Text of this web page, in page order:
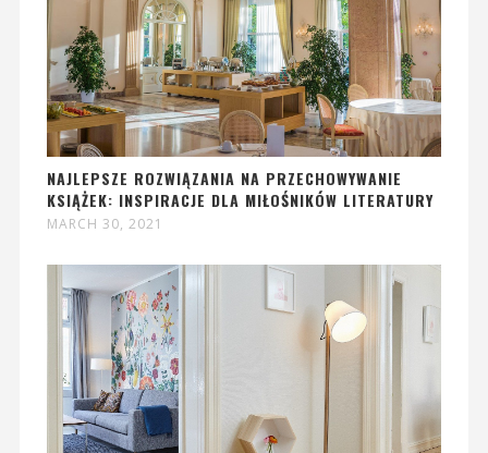
NAJLEPSZE ROZWIĄZANIA NA PRZECHOWYWANIE
KSIĄŻEK: INSPIRACJE DLA MIŁOŚNIKÓW LITERATURY
MARCH 30, 2021